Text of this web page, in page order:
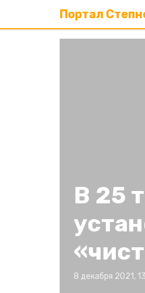
Портал
В 25
8 декабря 2021,